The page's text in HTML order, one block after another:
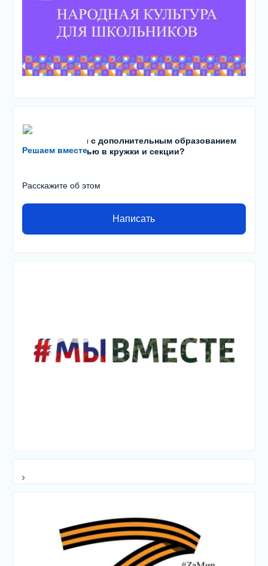
Решаем вместе
Есть проблемы с дополнительным образованием
детей? С записью в кружки и секции?
Расскажите об этом
Написать